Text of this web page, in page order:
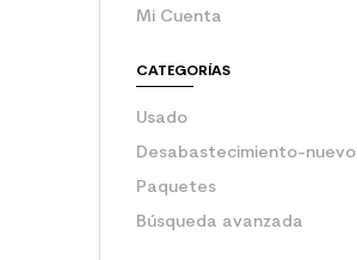
Mi Cuenta
CATEGORÍAS
Usado
Desabastecimiento-nuevo
Paquetes
Búsqueda avanzada